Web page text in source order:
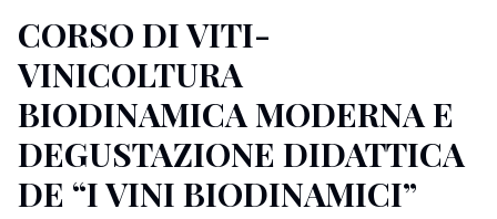
CORSO DI VITI-
VINICOLTURA
BIODINAMICA MODERNA E
DEGUSTAZIONE DIDATTICA
DE “I VINI BIODINAMICI”